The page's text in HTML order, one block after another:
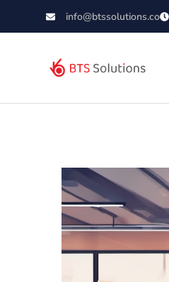
info@btssolutions.co